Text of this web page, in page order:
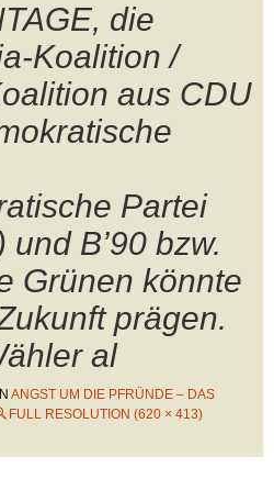
die
Koalition /
aus CDU
Partei
B’90 bzw.
Grünen könnte
prägen.
al
IN ANGST UM DIE PFRÜNDE – DAS
FULL RESOLUTION (620 × 413)